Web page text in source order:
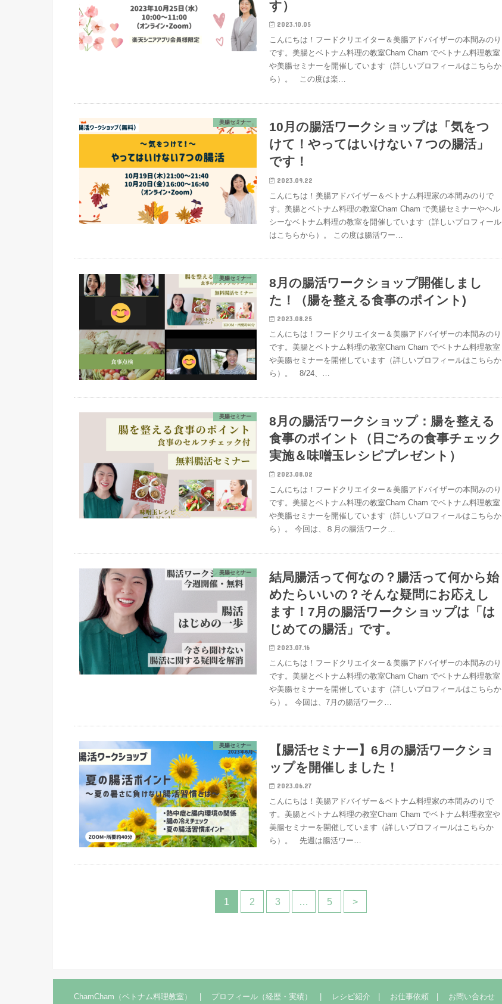
す）
2023.10.05
こんにちは！フードクリエイター＆美腸アドバイザーの本間みのり
です。美腸とベトナム料理の教室Cham Cham でベトナム料理教室
や美腸セミナーを開催しています（詳しいプロフィールはこちらか
ら）。 この度は楽…
美腸セミナー
10月の腸活ワークショップは「気をつ
けて！やってはいけない７つの腸活」
です！
2023.09.22
こんにちは！美腸アドバイザー＆ベトナム料理家の本間みのりで
す。美腸とベトナム料理の教室Cham Cham で美腸セミナーやヘル
シーなベトナム料理の教室を開催しています（詳しいプロフィール
はこちらから）。 この度は腸活ワー…
美腸セミナー
8月の腸活ワークショップ開催しまし
た！（腸を整える食事のポイント)
2023.08.25
こんにちは！フードクリエイター＆美腸アドバイザーの本間みのり
です。美腸とベトナム料理の教室Cham Cham でベトナム料理教室
や美腸セミナーを開催しています（詳しいプロフィールはこちらか
ら）。 8/24、…
美腸セミナー
8月の腸活ワークショップ：腸を整える
食事のポイント（日ごろの食事チェック
実施＆味噌玉レシピプレゼント）
2023.08.02
こんにちは！フードクリエイター＆美腸アドバイザーの本間みのり
です。美腸とベトナム料理の教室Cham Cham でベトナム料理教室
や美腸セミナーを開催しています（詳しいプロフィールはこちらか
ら）。 今回は、８月の腸活ワーク…
美腸セミナー
結局腸活って何なの？腸活って何から始
めたらいいの？そんな疑問にお応えし
ます！7月の腸活ワークショップは「は
じめての腸活」です。
2023.07.16
こんにちは！フードクリエイター＆美腸アドバイザーの本間みのり
です。美腸とベトナム料理の教室Cham Cham でベトナム料理教室
や美腸セミナーを開催しています（詳しいプロフィールはこちらか
ら）。 今回は、7月の腸活ワーク…
美腸セミナー
【腸活セミナー】6月の腸活ワークショ
ップを開催しました！
2023.06.27
こんにちは！美腸アドバイザー＆ベトナム料理家の本間みのりで
す。美腸とベトナム料理の教室Cham Cham でベトナム料理教室や
美腸セミナーを開催しています（詳しいプロフィールはこちらか
ら）。 先週は腸活ワー…
1 2 3 … 5 >
ChamCham（ベトナム料理教室） プロフィール（経歴・実績） レシピ紹介 お仕事依頼 お問い合わせ